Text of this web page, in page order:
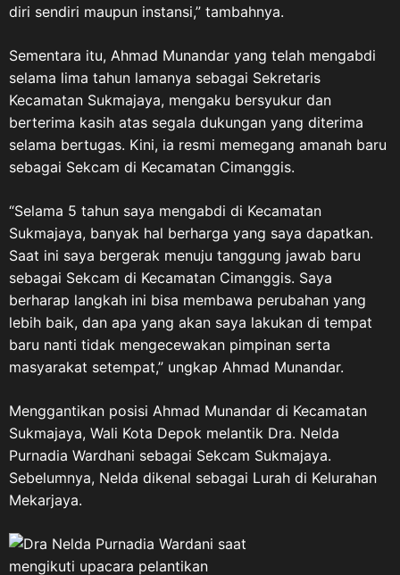
diri sendiri maupun instansi,” tambahnya.
Sementara itu, Ahmad Munandar yang telah mengabdi
selama lima tahun lamanya sebagai Sekretaris
Kecamatan Sukmajaya, mengaku bersyukur dan
berterima kasih atas segala dukungan yang diterima
selama bertugas. Kini, ia resmi memegang amanah baru
sebagai Sekcam di Kecamatan Cimanggis.
“Selama 5 tahun saya mengabdi di Kecamatan
Sukmajaya, banyak hal berharga yang saya dapatkan.
Saat ini saya bergerak menuju tanggung jawab baru
sebagai Sekcam di Kecamatan Cimanggis. Saya
berharap langkah ini bisa membawa perubahan yang
lebih baik, dan apa yang akan saya lakukan di tempat
baru nanti tidak mengecewakan pimpinan serta
masyarakat setempat,” ungkap Ahmad Munandar.
Menggantikan posisi Ahmad Munandar di Kecamatan
Sukmajaya, Wali Kota Depok melantik Dra. Nelda
Purnadia Wardhani sebagai Sekcam Sukmajaya.
Sebelumnya, Nelda dikenal sebagai Lurah di Kelurahan
Mekarjaya.